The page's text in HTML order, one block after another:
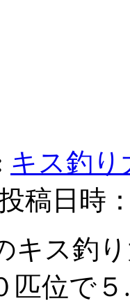
キス釣り
稿日時
キス釣
匹位で